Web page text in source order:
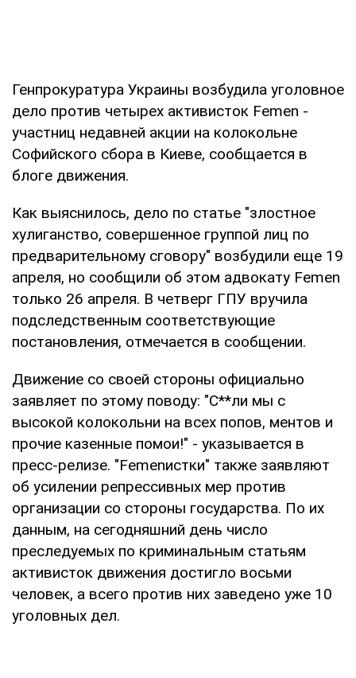
Генпрокуратура Украины возбудила уголовное
дело против четырех активисток Femen -
участниц недавней акции на колокольне
Софийского сбора в Киеве, сообщается в
блоге движения.
Как выяснилось, дело по статье "злостное
хулиганство, совершенное группой лиц по
предварительному сговору" возбудили еще 19
апреля, но сообщили об этом адвокату Femen
только 26 апреля. В четверг ГПУ вручила
подследственным соответствующие
постановления, отмечается в сообщении.
Движение со своей стороны официально
заявляет по этому поводу: "С**ли мы с
высокой колокольни на всех попов, ментов и
прочие казенные помои!" - указывается в
пресс-релизе. "Femenистки" также заявляют
об усилении репрессивных мер против
организации со стороны государства. По их
данным, на сегодняшний день число
преследуемых по криминальным статьям
активисток движения достигло восьми
человек, а всего против них заведено уже 10
уголовных дел.